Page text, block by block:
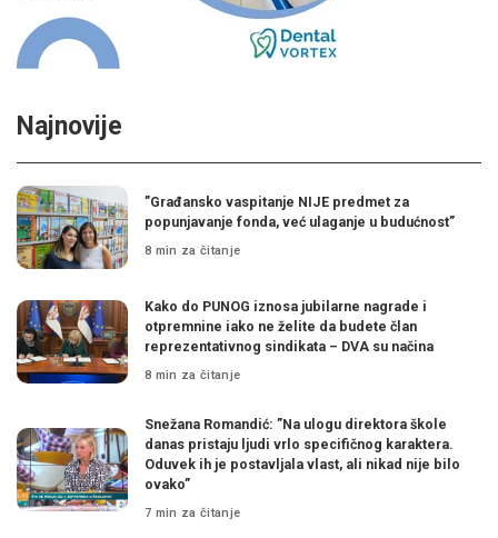
Najnovije
”Građansko vaspitanje NIJE predmet za
popunjavanje fonda, već ulaganje u budućnost”
8 min za čitanje
Kako do PUNOG iznosa jubilarne nagrade i
otpremnine iako ne želite da budete član
reprezentativnog sindikata – DVA su načina
8 min za čitanje
Snežana Romandić: ”Na ulogu direktora škole
danas pristaju ljudi vrlo specifičnog karaktera.
Oduvek ih je postavljala vlast, ali nikad nije bilo
ovako”
7 min za čitanje